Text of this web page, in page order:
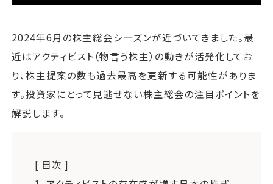
2024年6月の株主総会シーズンが近づいてきました。最
近はアクティビスト（物言う株主）の動きが活発化してお
り、株主提案の数も過去最高を更新する可能性がありま
す。投資家にとって見逃せない株主総会の注目ポイントを
解説します。
[ 目次 ]